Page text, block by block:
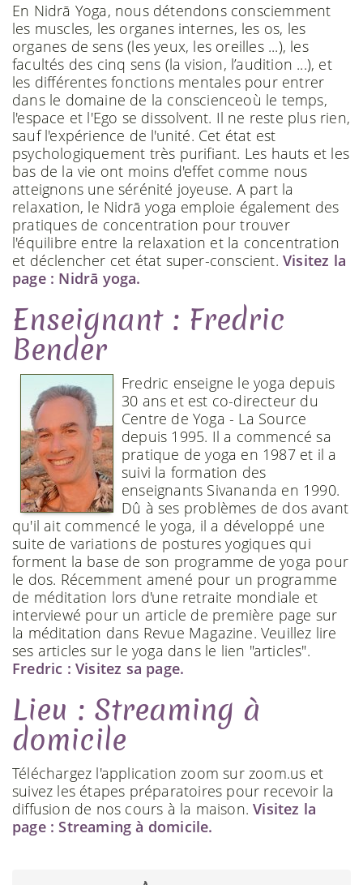
En Nidrā Yoga, nous détendons consciemment
les muscles, les organes internes, les os, les
organes de sens (les yeux, les oreilles ...), les
facultés des cinq sens (la vision, l’audition ...), et
les différentes fonctions mentales pour entrer
dans le domaine de la conscienceoù le temps,
l'espace et l'Ego se dissolvent. Il ne reste plus rien,
sauf l'expérience de l'unité. Cet état est
psychologiquement très purifiant. Les hauts et les
bas de la vie ont moins d'effet comme nous
atteignons une sérénité joyeuse. A part la
relaxation, le Nidrā yoga emploie également des
pratiques de concentration pour trouver
l'équilibre entre la relaxation et la concentration
et déclencher cet état super-conscient.Visitez la
page : Nidrā yoga.
Enseignant : Fredric
Bender
Fredric enseigne le yoga depuis
30 ans et est co-directeur du
Centre de Yoga - La Source
depuis 1995. Il a commencé sa
pratique de yoga en 1987 et il a
suivi la formation des
enseignants Sivananda en 1990.
Dû à ses problèmes de dos avant
qu'il ait commencé le yoga, il a développé une
suite de variations de postures yogiques qui
forment la base de son programme de yoga pour
le dos. Récemment amené pour un programme
de méditation lors d'une retraite mondiale et
interviewé pour un article de première page sur
la méditation dans Revue Magazine. Veuillez lire
ses articles sur le yoga dans le lien "articles".
Fredric : Visitez sa page.
Lieu : Streaming à
domicile
Téléchargez l'application zoom sur zoom.us et
suivez les étapes préparatoires pour recevoir la
diffusion de nos cours à la maison.Visitez la
page : Streaming à domicile.